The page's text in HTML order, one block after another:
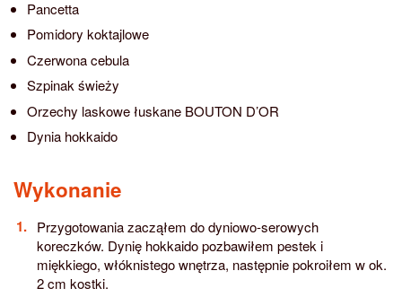
Pancetta
Pomidory koktajlowe
Czerwona cebula
Szpinak świeży
Orzechy laskowe łuskane BOUTON D’OR
Dynia hokkaido
Wykonanie
Przygotowania zacząłem do dyniowo-serowych
koreczków. Dynię hokkaido pozbawiłem pestek i
miękkiego, włóknistego wnętrza, następnie pokroiłem w ok.
2 cm kostki.